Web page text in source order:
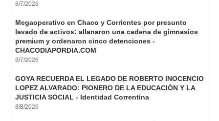
8/7/2026
Megaoperativo en Chaco y Corrientes por presunto
lavado de activos: allanaron una cadena de gimnasios
premium y ordenaron cinco detenciones -
CHACODIAPORDIA.COM
8/7/2026
GOYA RECUERDA EL LEGADO DE ROBERTO INOCENCIO
LOPEZ ALVARADO: PIONERO DE LA EDUCACIÓN Y LA
JUSTICIA SOCIAL - Identidad Correntina
8/8/2026